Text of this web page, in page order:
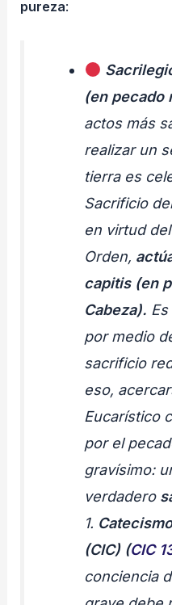
pureza:
(en pecado
actos más
realizar un
tierra es
Sacrificio
en virtud
Orden,
capitis(en
Cabeza).
por medio
sacrificio
eso,
Eucarístico
por el
gravísimo:
verdadero
1.
(CIC) (CIC
conciencia